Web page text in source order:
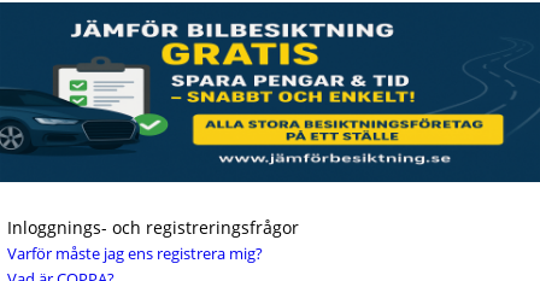
Inloggnings- och registreringsfrågor
Varför måste jag ens registrera mig?